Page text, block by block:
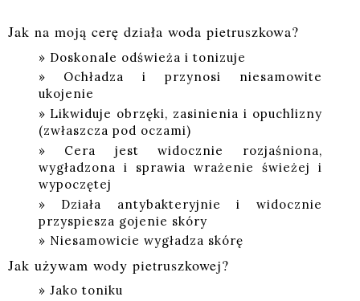
Jak na moją cerę działa woda pietruszkowa?
Doskonale odświeża i tonizuje
Ochładza i przynosi niesamowite
ukojenie
Likwiduje obrzęki, zasinienia i opuchlizny
(zwłaszcza pod oczami)
Cera jest widocznie rozjaśniona,
wygładzona i sprawia wrażenie świeżej i
wypoczętej
Działa antybakteryjnie i widocznie
przyspiesza gojenie skóry
Niesamowicie wygładza skórę
Jak używam wody pietruszkowej?
Jako toniku